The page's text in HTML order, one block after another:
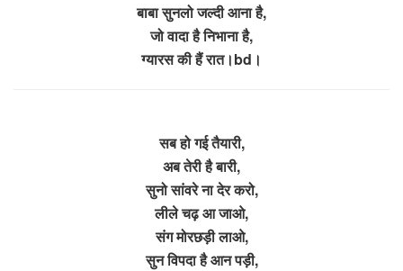
बाबा सुनलो जल्दी आना है,
जो वादा है निभाना है,
ग्यारस की हैं रात।bd।
सब हो गई तैयारी,
अब तेरी है बारी,
सुनो सांवरे ना देर करो,
लीले चढ़ आ जाओ,
संग मोरछड़ी लाओ,
सुन विपदा है आन पड़ी,